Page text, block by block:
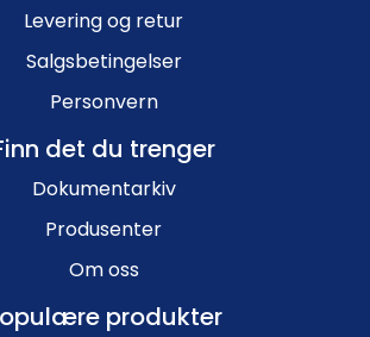
Levering og retur
Salgsbetingelser
Personvern
det du trenger
Dokumentarkiv
Produsenter
Om oss
produkter